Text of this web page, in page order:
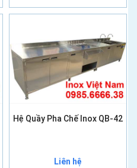
Hệ Quầy Pha Chế Inox QB-42
Liên hệ